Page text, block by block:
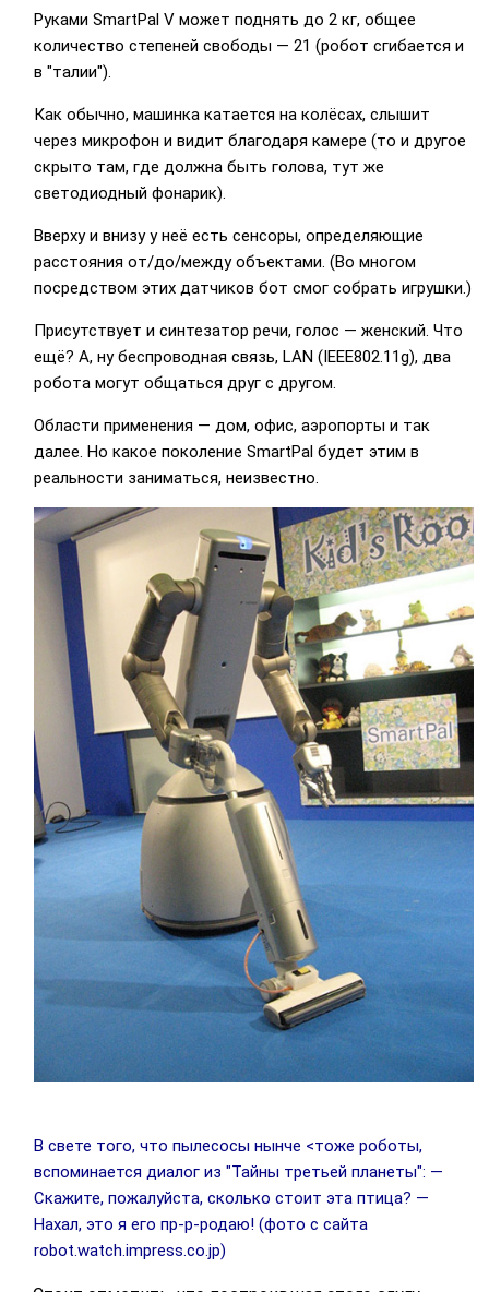
Руками SmartPal V может поднять до 2 кг, общее
количество степеней свободы — 21 (робот сгибается и
в "талии").
Как обычно, машинка катается на колёсах, слышит
через микрофон и видит благодаря камере (то и другое
скрыто там, где должна быть голова, тут же
светодиодный фонарик).
Вверху и внизу у неё есть сенсоры, определяющие
расстояния от/до/между объектами. (Во многом
посредством этих датчиков бот смог собрать игрушки.)
Присутствует и синтезатор речи, голос — женский. Что
ещё? А, ну беспроводная связь, LAN (IEEE802.11g), два
робота могут общаться друг с другом.
Области применения — дом, офис, аэропорты и так
далее. Но какое поколение SmartPal будет этим в
реальности заниматься, неизвестно.
В свете того, что пылесосы нынче <тоже роботы,
вспоминается диалог из "Тайны третьей планеты": —
Скажите, пожалуйста, сколько стоит эта птица? —
Нахал, это я его пр-р-родаю! (фото с сайта
robot.watch.impress.co.jp)